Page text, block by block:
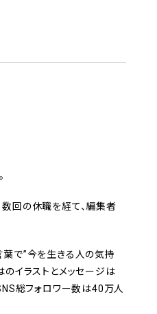
回の休職を経て、編集者
葉で”今を生きる人の気持
のイラストとメッセージは
総フォロワー数は40万人